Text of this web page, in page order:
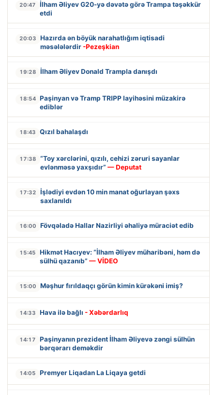
20:47
İlham Əliyev G20-yə dəvətə görə Trampa təşəkkür
etdi
20:03
Hazırda ən böyük narahatlığım iqtisadi
məsələlərdir -Pezeşkian
19:28 İlham Əliyev Donald Trampla danışdı
18:54 Paşinyan və Tramp TRIPP layihəsini müzakirə
ediblər
18:43 Qızıl bahalaşdı
17:38
“Toy xərclərini, qızılı, cehizi zəruri sayanlar
evlənməsə yaxşıdır” — Deputat
17:32
İşlədiyi evdən 10 min manat oğurlayan şəxs
saxlanıldı
16:00 Fövqəladə Hallar Nazirliyi əhaliyə müraciət edib
15:45
Hikmət Hacıyev: “İlham Əliyev müharibəni, həm də
sülhü qazanıb” — VİDEO
15:00 Məşhur fırıldaqçı görün kimin kürəkəni imiş?
14:33 Hava ilə bağlı - Xəbərdarlıq
14:17
Paşinyanın prezident İlham Əliyevə zəngi sülhün
bərqərarı deməkdir
14:05 Premyer Liqadan La Liqaya getdi